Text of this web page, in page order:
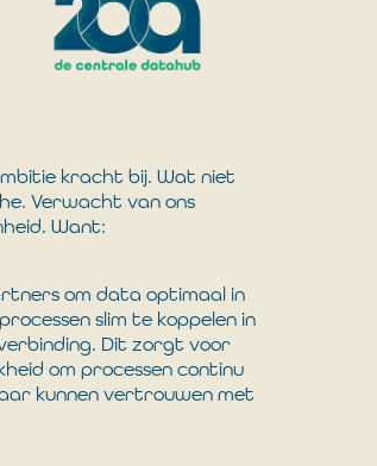
kracht bij. Wat niet
Verwacht van ons
Want:
om data optimaal in
slim te koppelen in
Dit zorgt voor
om processen continu
kunnen vertrouwen met